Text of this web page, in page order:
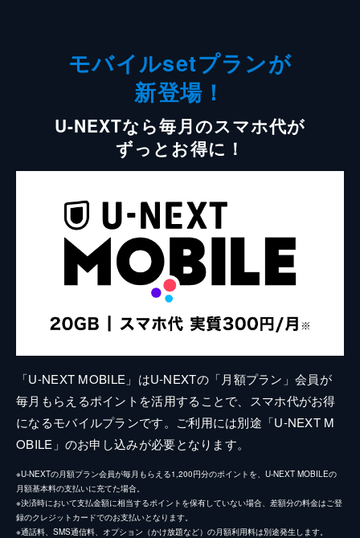
モバイルsetプランが
新登場！
U-NEXTなら毎月のスマホ代が
ずっとお得に！
「U-NEXT MOBILE」はU-NEXTの「月額プラン」会員が
毎月もらえるポイントを活用することで、スマホ代がお得
になるモバイルプランです。ご利用には別途「U-NEXT M
OBILE」のお申し込みが必要となります。
※U-NEXTの月額プラン会員が毎月もらえる1,200円分のポイントを、U-NEXT MOBILEの
月額基本料の支払いに充てた場合。
※決済時において支払金額に相当するポイントを保有していない場合、差額分の料金はご登
録のクレジットカードでのお支払いとなります。
※通話料、SMS通信料、オプション（かけ放題など）の月額利用料は別途発生します。